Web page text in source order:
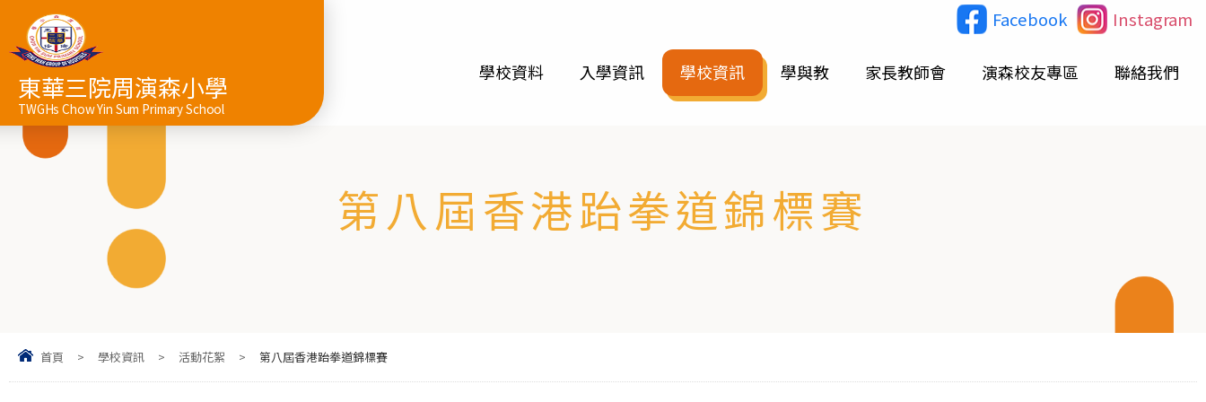
東華三院周演森小學
TWGHs Chow Yin Sum Primary School
Facebook Instagram
學校資料 入學資訊 學校資訊 學與教 家長教師會 演森校友專區 聯絡我們
第八屆香港跆拳道錦標賽
首頁 > 學校資訊 > 活動花絮 > 第八屆香港跆拳道錦標賽